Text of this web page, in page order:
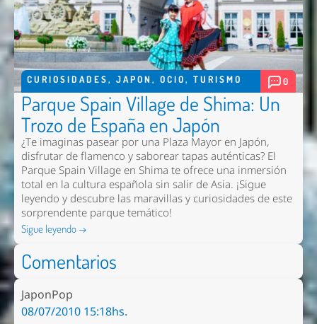
CURIOSIDADES, JAPON , OCIO, TURISMO 0
Parque Spain Village de Shima: Un
Trozo de España en Japón
¿Te imaginas pasear por una Plaza Mayor en Japón,
disfrutar de flamenco y saborear tapas auténticas? El
Parque Spain Village en Shima te ofrece una inmersión
total en la cultura española sin salir de Asia. ¡Sigue
leyendo y descubre las maravillas y curiosidades de este
sorprendente parque temático!
Sigue leyendo →
Comentarios
JaponPop
08/07/2010 15:18hs.